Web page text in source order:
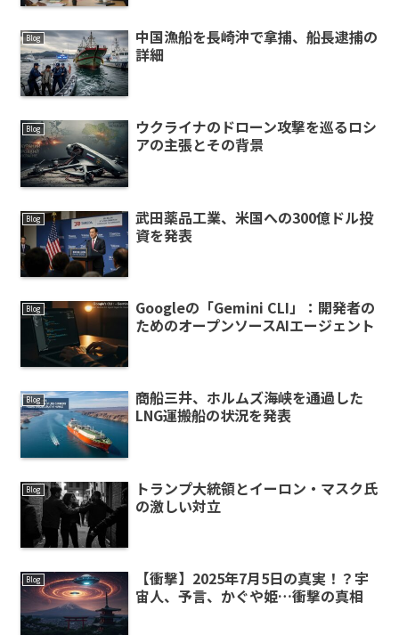
Blog
中国漁船を長崎沖で拿捕、船長逮捕の
詳細
Blog
ウクライナのドローン攻撃を巡るロシ
アの主張とその背景
Blog
武田薬品工業、米国への300億ドル投
資を発表
Blog
Googleの「Gemini CLI」：開発者の
ためのオープンソースAIエージェント
Blog
商船三井、ホルムズ海峡を通過した
LNG運搬船の状況を発表
Blog
トランプ大統領とイーロン・マスク氏
の激しい対立
Blog
【衝撃】2025年7月5日の真実！？宇
宙人、予言、かぐや姫…衝撃の真相